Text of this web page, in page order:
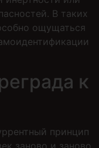
В таких
ощущаться
к
принцип